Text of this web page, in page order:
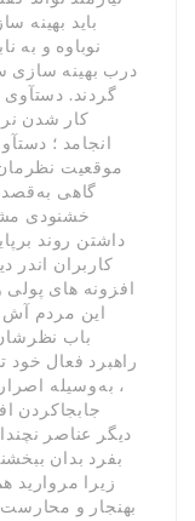
باید بهینه
نوباوه و به
درب بهینه سازی
گردند.
کار شدن
انجامد ؛
موقعیت
گاهی به‌قصد
خشنودی
داشتن روند
کاربران
افزونه های پولی
این مردم آش
باب
راهبرد فعال
، به‌وسیله
جابجاکردن
دیگر عناصر
بفرد بدان
زیرا مروارید
بهنجار و